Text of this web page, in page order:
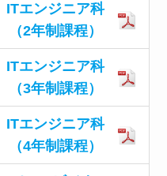
ITエンジニア科
（2年制課程）
ITエンジニア科
（3年制課程）
ITエンジニア科
（4年制課程）